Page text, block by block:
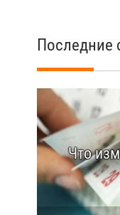
Последние
Что